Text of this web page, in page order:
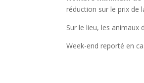
réduction sur le prix de
Sur le lieu, les animaux
Week-end reporté en